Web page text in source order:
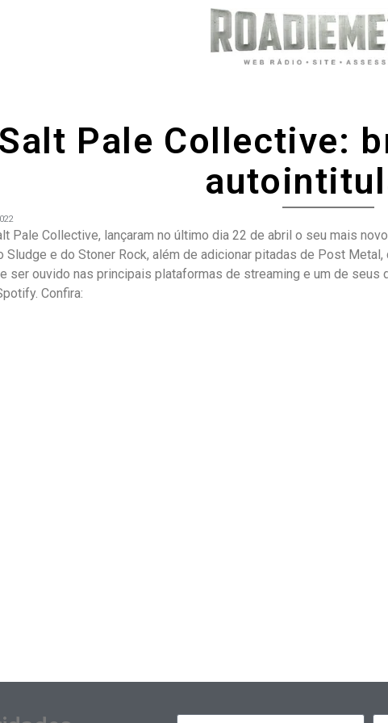
Pale Collective:
Pale Collective, lançaram no último dia 22 de abril o seu mais
Sludge e do Stoner Rock, além de adicionar pitadas de Post
ser ouvido nas principais plataformas de streaming e um de
Confira: